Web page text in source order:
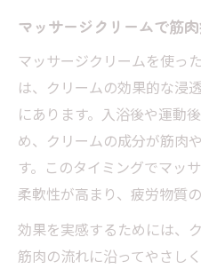
マッサージクリームで筋
マッサージクリームを使っ
は、クリームの効果的な浸
にあります。入浴後や運動
め、クリームの成分が筋肉
す。このタイミングでマッ
柔軟性が高まり、疲労物質
効果を実感するためには、
筋肉の流れに沿ってやさし